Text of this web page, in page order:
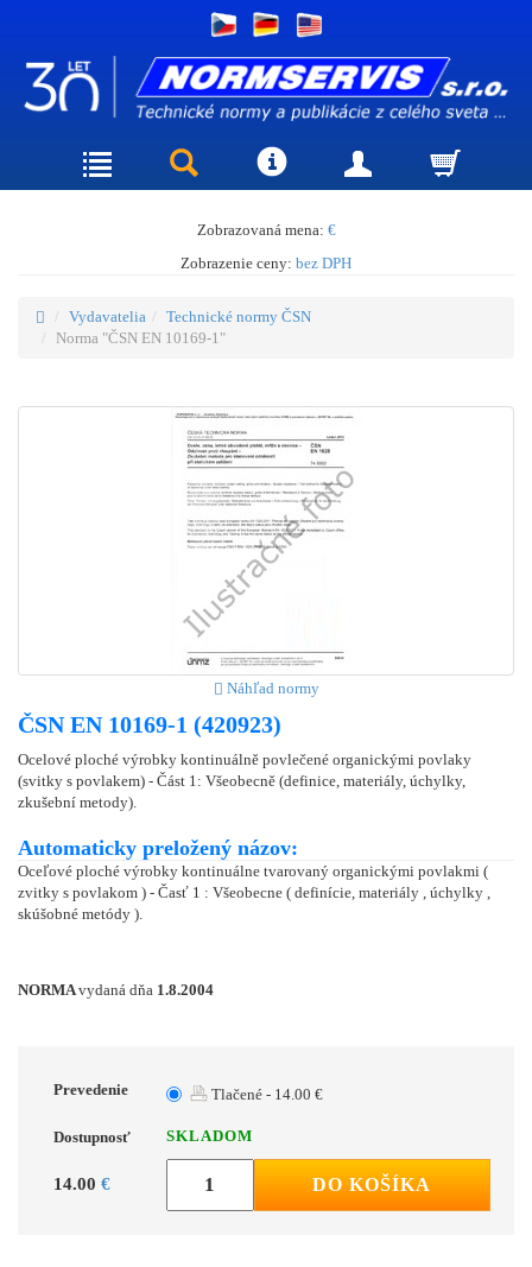
Zobrazovaná mena: €
Zobrazenie ceny: bez DPH
Vydavatelia
Technické normy ČSN
Norma "ČSN EN 10169-1"
Náhľad normy
ČSN EN 10169-1 (420923)
Ocelové ploché výrobky kontinuálně povlečené organickými povlaky
(svitky s povlakem) - Část 1: Všeobecně (definice, materiály, úchylky,
zkušební metody).
Automaticky preložený názov:
Oceľové ploché výrobky kontinuálne tvarovaný organickými povlakmi (
zvitky s povlakom ) - Časť 1 : Všeobecne ( definície, materiály , úchylky ,
skúšobné metódy ).
NORMAvydaná dňa 1.8.2004
Prevedenie Tlačené - 14.00 €
Dostupnosť SKLADOM
14.00 € DO KOŠÍKA